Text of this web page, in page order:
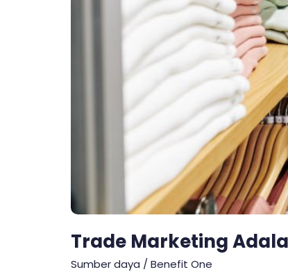
Trade Marketing
Sumber daya / Benefit One